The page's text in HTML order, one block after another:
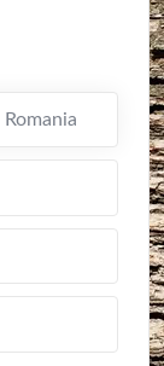
Romania